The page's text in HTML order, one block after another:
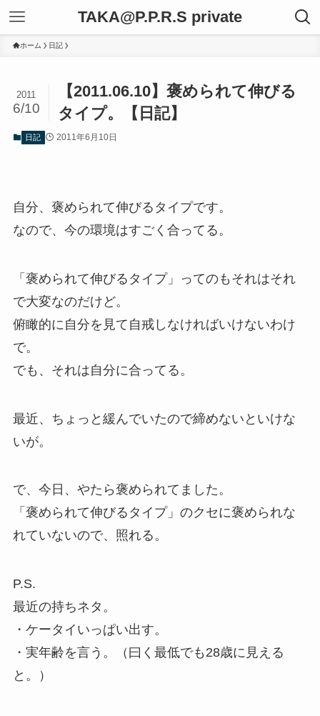
TAKA@P.P.R.S private
ホーム 日記
【2011.06.10】褒められて伸びる
タイプ。【日記】
2011
6/10
日記 2011年6月10日
自分、褒められて伸びるタイプです。
なので、今の環境はすごく合ってる。
「褒められて伸びるタイプ」ってのもそれはそれ
で大変なのだけど。
俯瞰的に自分を見て自戒しなければいけないわけ
で。
でも、それは自分に合ってる。
最近、ちょっと緩んでいたので締めないといけな
いが。
で、今日、やたら褒められてました。
「褒められて伸びるタイプ」のクセに褒められな
れていないので、照れる。
P.S.
最近の持ちネタ。
・ケータイいっぱい出す。
・実年齢を言う。（曰く最低でも28歳に見える
と。）